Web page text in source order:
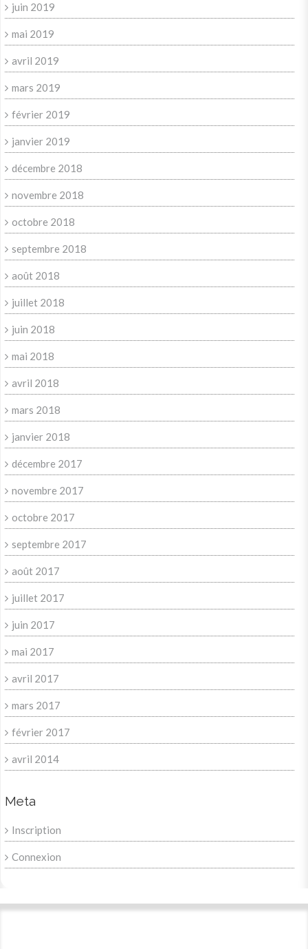
juin 2019
mai 2019
avril 2019
mars 2019
février 2019
janvier 2019
décembre 2018
novembre 2018
octobre 2018
septembre 2018
août 2018
juillet 2018
juin 2018
mai 2018
avril 2018
mars 2018
janvier 2018
décembre 2017
novembre 2017
octobre 2017
septembre 2017
août 2017
juillet 2017
juin 2017
mai 2017
avril 2017
mars 2017
février 2017
avril 2014
Meta
Inscription
Connexion